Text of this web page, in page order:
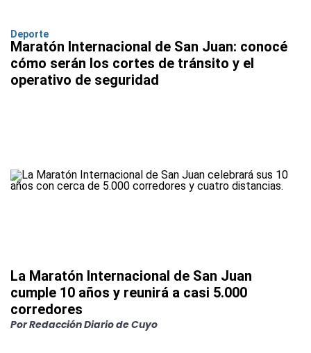
Deporte
Maratón Internacional de San Juan: conocé
cómo serán los cortes de tránsito y el
operativo de seguridad
La Maratón Internacional de San Juan
cumple 10 años y reunirá a casi 5.000
corredores
Por Redacción Diario de Cuyo